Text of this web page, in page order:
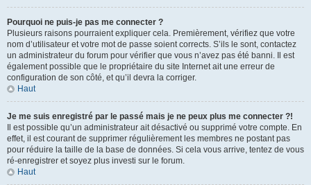
Pourquoi ne puis-je pas me connecter ?
Plusieurs raisons pourraient expliquer cela. Premièrement, vérifiez que votre
nom d’utilisateur et votre mot de passe soient corrects. S’ils le sont, contactez
un administrateur du forum pour vérifier que vous n’avez pas été banni. Il est
également possible que le propriétaire du site Internet ait une erreur de
configuration de son côté, et qu’il devra la corriger.
Haut
Je me suis enregistré par le passé mais je ne peux plus me connecter ?!
Il est possible qu’un administrateur ait désactivé ou supprimé votre compte. En
effet, il est courant de supprimer régulièrement les membres ne postant pas
pour réduire la taille de la base de données. Si cela vous arrive, tentez de vous
ré-enregistrer et soyez plus investi sur le forum.
Haut